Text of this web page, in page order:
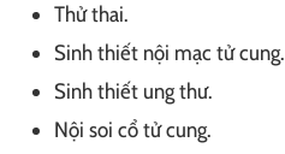
Thử thai.
Sinh thiết nội mạc tử cung.
Sinh thiết ung thư.
Nội soi cổ tử cung.